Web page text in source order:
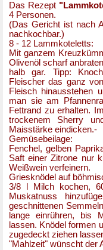
Das Rezept
4 Personen.
(Das Gericht ist nach
nachkochbar.)
8 - 12 Lammkoteletts:
Mit ganzem
Olivenöl scharf
halb gar. Tipp:
Fleischer das ganz
Fleisch hinausstehen
man sie am
Fettrand zu erhalten.
trockenem Sherry
Maisstärke eindicken.-
Gemüsebeilage:
Fenchel, gelben
Saft einer Zitrone nur
Weißwein verfeinern.
Griesknödel auf
3/8 l Milch kochen,
Muskatnuss
geschnittenen
lange einrühren, bis
lassen. Knödel formen
zugedeckt ziehen
"Mahlzeit" wünscht der